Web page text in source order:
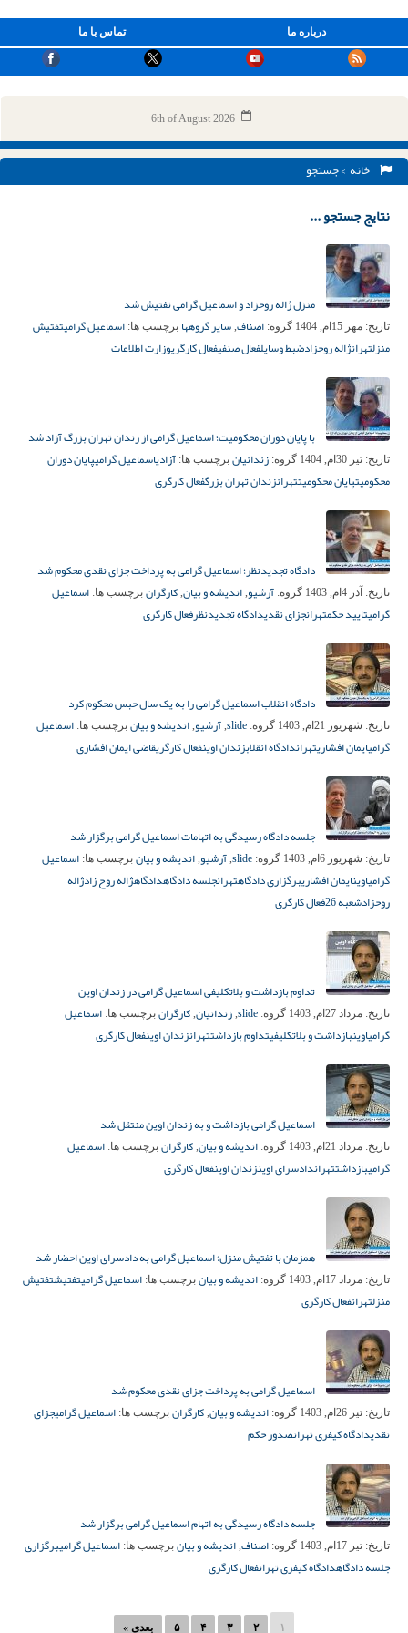
تماس با ما درباره ما
6th of August 2026
خانه > جستجو
نتایج جستجو ...
منزل ژاله روحزاد و اسماعیل گرامی تفتیش شد
تاریخ: مهر 15ام, 1404 گروه: اصناف, سایر گروهها برچسب ها: اسماعیل گرامیتفتیش
منزلتهرانژاله روحزادضبط وسایلفعال صنفیفعال کارگریوزارت اطلاعات
با پایان دوران محکومیت؛ اسماعیل گرامی از زندان تهران بزرگ آزاد شد
تاریخ: تیر 30ام, 1404 گروه: زندانیان برچسب ها: آزادیاسماعیل گرامیپایان دوران
محکومیتپایان محکومیتتهرانزندان تهران بزرگفعال کارگری
دادگاه تجدیدنظر؛ اسماعیل گرامی به پرداخت جزای نقدی محکوم شد
تاریخ: آذر 4ام, 1403 گروه: آرشیو, اندیشه و بیان, کارگران برچسب ها: اسماعیل
گرامیتایید حکمتهرانجزای نقدیدادگاه تجدیدنظرفعال کارگری
دادگاه انقلاب اسماعیل گرامی را به یک سال حبس محکوم کرد
تاریخ: شهریور 21ام, 1403 گروه: slide
, آرشیو, اندیشه و بیان برچسب ها: اسماعیل
گرامیایمان افشاریتهراندادگاه انقلابزندان اوینفعال کارگریقاضی ایمان افشاری
جلسه دادگاه رسیدگی به اتهامات اسماعیل گرامی برگزار شد
تاریخ: شهریور 6ام, 1403 گروه: slide
, آرشیو, اندیشه و بیان برچسب ها: اسماعیل
گرامیاوینایمان افشاریبرگزاری دادگاهتهرانجلسه دادگاهدادگاهژاله روح زادژاله
روحزادشعبه 26 فعال کارگری
تداوم بازداشت و بلاتکلیفی اسماعیل گرامی در زندان اوین
تاریخ: مرداد 27ام, 1403 گروه: slide
, زندانیان, کارگران برچسب ها: اسماعیل
گرامیاوینبازداشت و بلاتکلیفیتداوم بازداشتتهرانزندان اوینفعال کارگری
اسماعیل گرامی بازداشت و به زندان اوین منتقل شد
تاریخ: مرداد 21ام, 1403 گروه: اندیشه و بیان, کارگران برچسب ها: اسماعیل
گرامیبازداشتتهراندادسرای اوینزندان اوینفعال کارگری
همزمان با تفتیش منزل؛ اسماعیل گرامی به دادسرای اوین احضار شد
تاریخ: مرداد 17ام, 1403 گروه: اندیشه و بیان برچسب ها: اسماعیل گرامیتفتیشتفتیش
منزلتهرانفعال کارگری
اسماعیل گرامی به پرداخت جزای نقدی محکوم شد
تاریخ: تیر 26ام, 1403 گروه: اندیشه و بیان, کارگران برچسب ها: اسماعیل گرامیجزای
نقدیدادگاه کیفری تهرانصدور حکم
جلسه دادگاه رسیدگی به اتهام اسماعیل گرامی برگزار شد
تاریخ: تیر 17ام, 1403 گروه: اصناف, اندیشه و بیان برچسب ها: اسماعیل گرامیبرگزاری
جلسه دادگاهدادگاه کیفری تهرانفعال کارگری
۱ ۲ ۳ ۴ ۵ بعدی »